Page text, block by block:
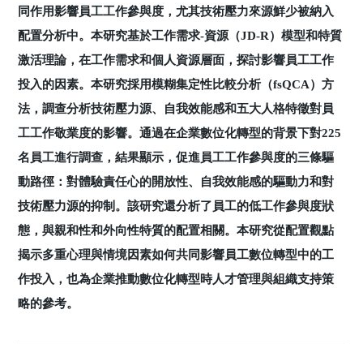
同作用影響員工工作參與度，尤其技術壓力來源鮮少被納入
配置分析中。本研究基於工作需求-資源（JD-R）模型和特質
激活理論，在工作需求和個人資源層面，探討影響員工工作
投入的因素。本研究採用模糊集定性比較分析（fsQCA）方
法，調查分析技術壓力源、自我效能感和五大人格特徵對員
工工作敬業度的影響。通過在企業數位化轉型的背景下對225
名員工進行調查，結果顯示，促進員工工作參與度的三條驅
動路徑：對體驗責任心的開放性、自我效能感的驅動力和對
技術壓力源的抑制。該研究還分析了員工的低工作參與度狀
態，與親和性和外向性特質的配置相關。本研究從配置觀點
揭示多重心理與情境因素如何共同影響員工數位轉型中的工
作投入，也為企業推動數位化轉型時人才管理與組織支持策
略的參考。